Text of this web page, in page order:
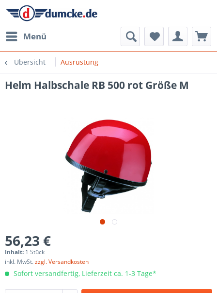
Menü
Übersicht Ausrüstung
Helm Halbschale RB 500 rot Größe M
56,23 €
Inhalt: 1 Stück
inkl. MwSt.zzgl. Versandkosten
Sofort versandfertig, Lieferzeit ca. 1-3 Tage*